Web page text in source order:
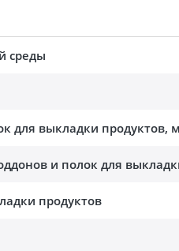
среды
для выкладки продуктов,
и полок для
продуктов